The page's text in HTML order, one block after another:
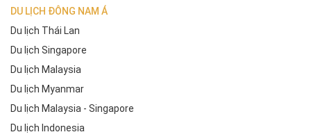
DU LỊCH ĐÔNG NAM Á
Du lịch Thái Lan
Du lịch Singapore
Du lịch Malaysia
Du lịch Myanmar
Du lịch Malaysia - Singapore
Du lịch Indonesia